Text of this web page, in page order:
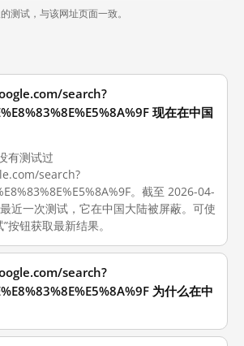
测试，与该网址页面一致。
search?
现在在中国
有测试过
search?
。截至 2026-04-
近一次测试，它在中国大陆被屏蔽。可使
按钮获取最新结果。
search?
为什么在中